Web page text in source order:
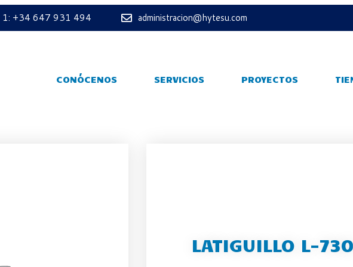
1: +34 647 931 494 administracion@hytesu.com
CONÓCENOS SERVICIOS PROYECTOS
LATIGUILLO L-